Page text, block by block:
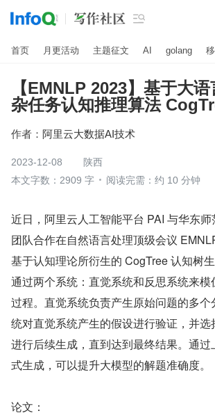

首页 月更活动 主题征文 AI golang
【EMNLP 2023】基于大
杂任务认知推理算法
作者： 阿里云大数据AI技术
2023-12-08
陕西
本文字数：2909 字
阅读完需：约 10 分钟
近日，阿里云人工智能平台 PAI 与华东
团队合作在自然语言处理顶级会议
基于认知理论所衍生的 CogTree 认知树生
通过两个系统：直觉系统和反思系统来
过程。直觉系统负责产生原始问题的多
统对直觉系统产生的假设进行验证，并
进行后续生成，直到达到最终结果。通
式生成，可以提升大模型的解题准确度。
论文：